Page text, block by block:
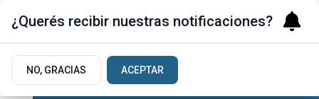
¿Querés recibir nuestras notificaciones?
NO, GRACIAS ACEPTAR